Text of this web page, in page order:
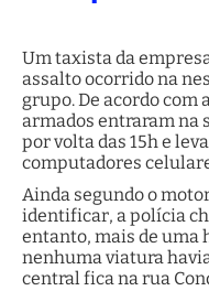
Um taxista da
assalto ocorrido na
grupo. De acordo com
armados entraram na
por volta das 15h e
computadores
Ainda segundo o
identificar, a polícia
entanto, mais de uma
nenhuma viatura
central fica na rua